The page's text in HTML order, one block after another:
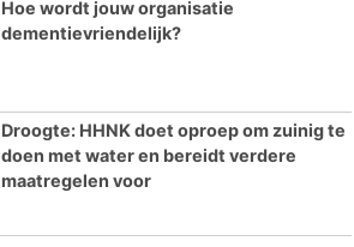
Hoe wordt jouw organisatie
dementievriendelijk?
Droogte: HHNK doet oproep om zuinig te
doen met water en bereidt verdere
maatregelen voor